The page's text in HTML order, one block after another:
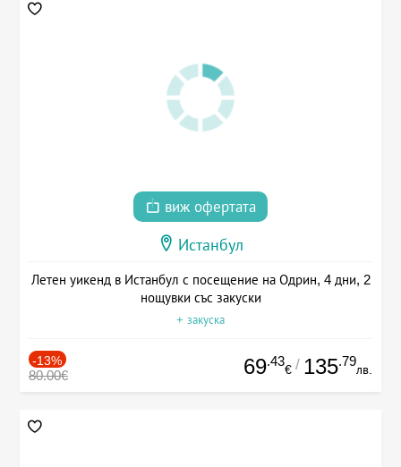
виж офертата
Истанбул
Летен уикенд в Истанбул с посещение на Одрин, 4 дни, 2
нощувки със закуски
+ закуска
-13%
80.00€ 69.43
€ / 135.79
лв.